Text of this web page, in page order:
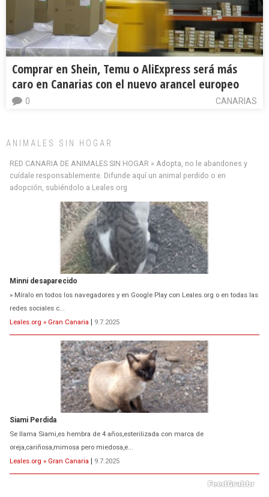
Comprar en Shein, Temu o AliExpress será más
caro en Canarias con el nuevo arancel europeo
CANARIAS
0
ANIMALES SIN HOGAR
RED CANARIA DE ANIMALES SIN HOGAR » Adopta, no le abandones y
cuídale responsablemente. Difunde aquí un animal perdido o en
adopción, subiéndolo a Leales.org
Minni desaparecido
» Míralo en todos los navegadores y en Google Play con Leales.org o en todas las
redes sociales c...
Leales.org » Gran Canaria | 9.7.2025
Siami Perdida
Se llama Siami,es hembra de 4 años,esterilizada con marca de
oreja,cariñosa,mimosa pero miedosa,e...
Leales.org » Gran Canaria | 9.7.2025